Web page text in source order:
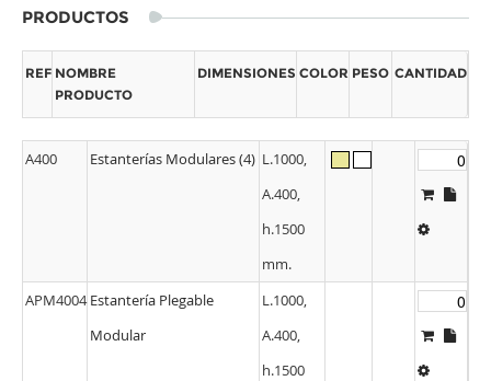
PRODUCTOS
REF NOMBRE
PRODUCTO
DIMENSIONES COLOR PESO CANTIDAD
A400 Estanterías Modulares (4) L.1000,
A.400,
h.1500
mm.
APM4004 Estantería Plegable
Modular
L.1000,
A.400,
h.1500